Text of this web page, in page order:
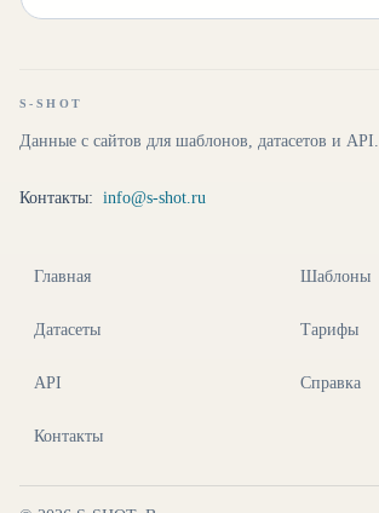
S-SHOT
Данные с сайтов для шаблонов, датасетов и API.
Контакты: info@s-shot.ru
Главная Шаблоны
Датасеты Тарифы
API Справка
Контакты